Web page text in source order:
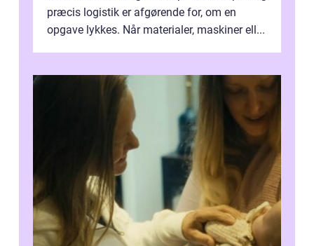
præcis logistik er afgørende for, om en
opgave lykkes. Når materialer, maskiner ell...